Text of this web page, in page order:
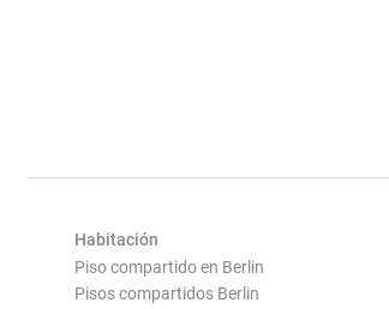
Habitación
Piso compartido en Berlin
Pisos compartidos Berlin